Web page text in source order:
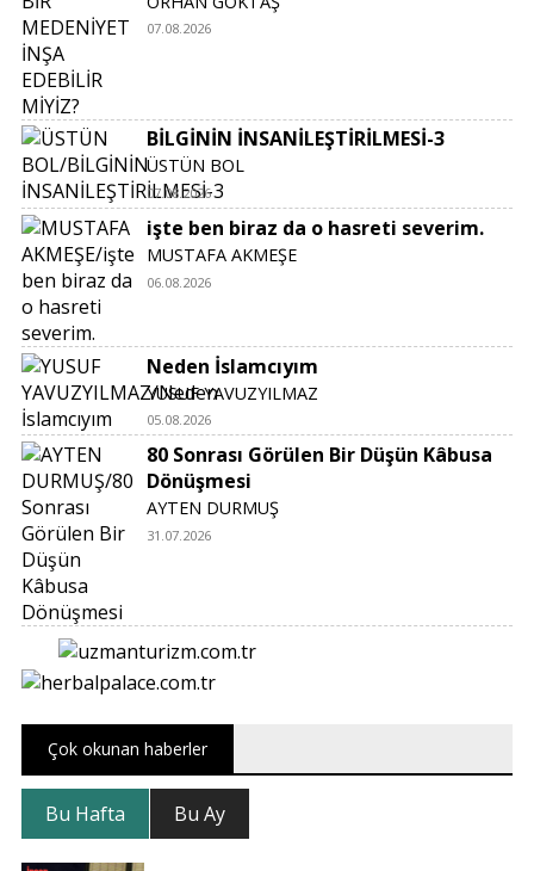
07.08.2026
BİLGİNİN İNSANİLEŞTİRİLMESİ-3
ÜSTÜN BOL
07.08.2026
işte ben biraz da o hasreti severim.
MUSTAFA AKMEŞE
06.08.2026
Neden İslamcıyım
YUSUF YAVUZYILMAZ
05.08.2026
80 Sonrası Görülen Bir Düşün Kâbusa
Dönüşmesi
AYTEN DURMUŞ
31.07.2026
Çok okunan haberler
Bu Hafta Bu Ay